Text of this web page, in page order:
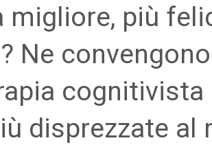
migliore, più
Ne
cognitivista
disprezzate al